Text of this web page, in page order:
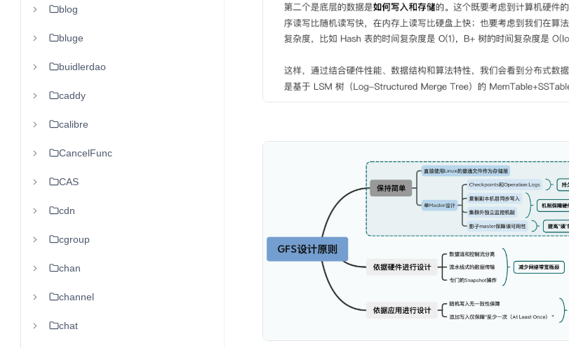
blog
bluge
buidlerdao
caddy
calibre
CancelFunc
CAS
cdn
cgroup
chan
channel
chat